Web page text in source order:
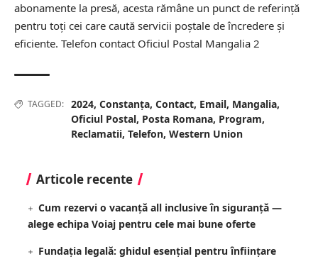
abonamente la presă, acesta rămâne un punct de referință
pentru toți cei care caută servicii poștale de încredere și
eficiente. Telefon contact Oficiul Postal Mangalia 2
TAGGED: 2024, Constanța, Contact, Email, Mangalia,
Oficiul Postal, Posta Romana, Program,
Reclamatii, Telefon, Western Union
Articole recente
Cum rezervi o vacanță all inclusive în siguranță —
alege echipa Voiaj pentru cele mai bune oferte
Fundația legală: ghidul esențial pentru înființare